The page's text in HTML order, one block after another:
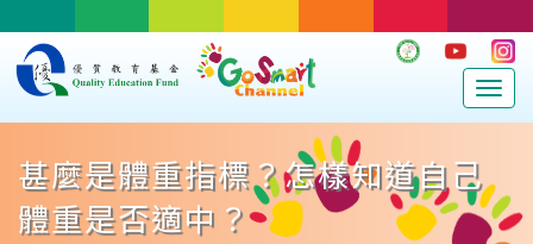
甚麼是體重指標？怎樣知道自己
體重是否適中？